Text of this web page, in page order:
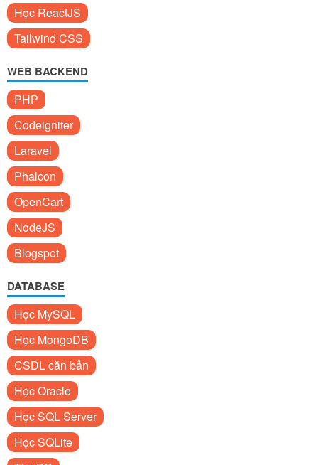
Học ReactJS
Tailwind CSS
WEB BACKEND
PHP
Codeigniter
Laravel
Phalcon
OpenCart
NodeJS
Blogspot
DATABASE
Học MySQL
Học MongoDB
CSDL căn bản
Học Oracle
Học SQL Server
Học SQLite